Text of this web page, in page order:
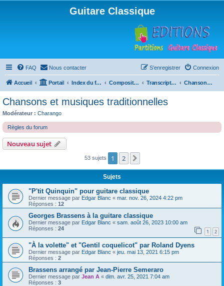
Guitare Classique
FAQ Nous contacter Connexion
S’enregistrer
Accueil Portail Index du forum Compositions Transcriptions et arrangements Chansons et musiques traditionnelles
Chansons et musiques traditionnelles
Modérateur : Charango
Règles du forum
Nouveau sujet
53 sujets 1 2
Sujets
"P'tit Quinquin" pour guitare classique
Dernier message par Edgar Blanc « mar. nov. 26, 2024 4:22 pm
Réponses : 12
Georges Brassens à la guitare classique
Dernier message par Edgar Blanc « sam. août 26, 2023 10:00 am
Réponses : 24 1 2
"À la volette" et "Gentil coquelicot" par Roland Dyens
Dernier message par Edgar Blanc « jeu. mai 13, 2021 6:15 pm
Réponses : 2
Brassens arrangé par Jean-Pierre Semeraro
Dernier message par Jean A « dim. avr. 25, 2021 7:04 am
Réponses : 3